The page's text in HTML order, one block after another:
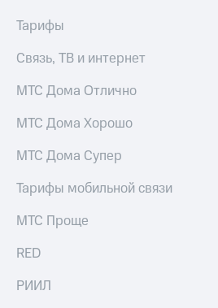
капитал
и
Рынок
акций
Описание
Программа
приобретения
выкупа
Тарифы
Связь, ТВ и интернет
МТС Дома Отлично
МТС Дома Хорошо
МТС Дома Супер
Тарифы мобильной связи
МТС Проще
RED
РИИЛ